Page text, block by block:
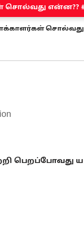
என்ன??
சொல்வது
பெறப்போவது